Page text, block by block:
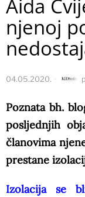
Aida
njenoj
04.05.2020.
Poznata bh.
posljednjih
članovima
prestane
Izolacija se